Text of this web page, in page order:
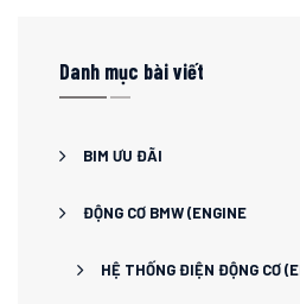
Danh mục bài viết
BIM ƯU ĐÃI
ĐỘNG CƠ BMW (ENGINE
HỆ THỐNG ĐIỆN ĐỘNG CƠ